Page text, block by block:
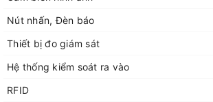
Nút nhấn, Đèn báo
Thiết bị đo giám sát
Hệ thống kiểm soát ra vào
RFID